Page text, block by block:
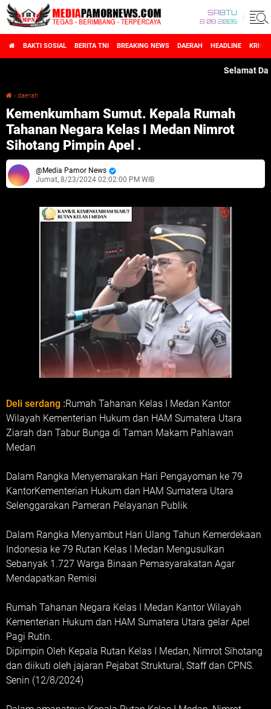
SABTU
8 08 2026
BAKTI SOSIAL BERITA TNI BREAKING NEWS DAERAH HEADLINE
Selamat Datang
› daerah
Kemenkumham Sumut. Kepala Rumah
Tahanan Negara Kelas I Medan Nimrot
Sihotang Pimpin Apel .
Media Pamor News
Jumat, 8/23/2024 02:02:00 PM WIB
Deli serdang :Rumah Tahanan Kelas I Medan Kantor
Wilayah Kementerian Hukum dan HAM Sumatera Utara
Ziarah dan Tabur Bunga di Taman Makam Pahlawan
Medan
Dalam Rangka Menyemarakan Hari Pengayoman ke 79
KantorKementerian Hukum dan HAM Sumatera Utara
Selenggarakan Pameran Pelayanan Publik
Dalam Rangka Menyambut Hari Ulang Tahun Kemerdekaan
Indonesia ke 79 Rutan Kelas I Medan Mengusulkan
Sebanyak 1.727 Warga Binaan Pemasyarakatan Agar
Mendapatkan Remisi
Rumah Tahanan Negara Kelas I Medan Kantor Wilayah
Kementerian Hukum dan HAM Sumatera Utara gelar Apel
Pagi Rutin.
Dipimpin Oleh Kepala Rutan Kelas I Medan, Nimrot Sihotang
dan diikuti oleh jajaran Pejabat Struktural, Staff dan CPNS.
Senin (12/8/2024)